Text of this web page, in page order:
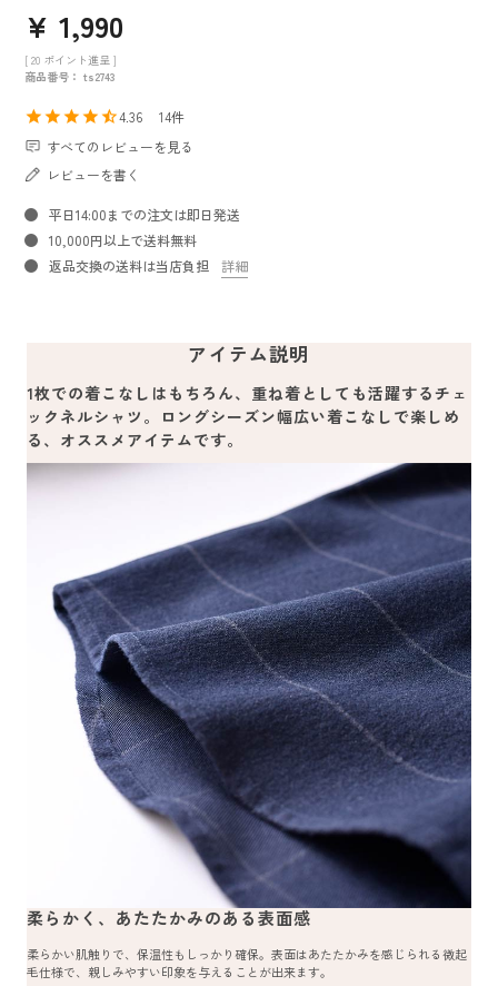
¥ 1,990
[ 20 ポイント進呈 ]
商品番号
ts2743
4.36
14
すべてのレビューを見る
レビューを書く
平日14:00までの注文は即日発送
10,000円以上で送料無料
返品交換の送料は当店負担
詳細
アイテム説明
1枚での着こなしはもちろん、重ね着としても活躍するチェ
ックネルシャツ。ロングシーズン幅広い着こなしで楽しめ
る、オススメアイテムです。
柔らかく、あたたかみのある表面感
柔らかい肌触りで、保温性もしっかり確保。表面はあたたかみを感じられる微起
毛仕様で、親しみやすい印象を与えることが出来ます。